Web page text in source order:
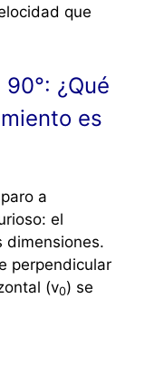
que
¿Qué
es
a
el
dimensiones.
perpendicular
(v0) se